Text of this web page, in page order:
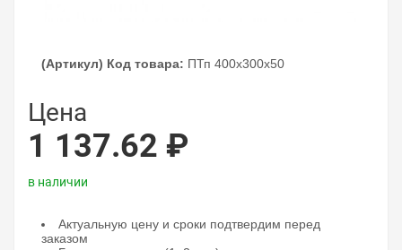
(Артикул) Код товара: ПТп 400х300х50
Цена
1 137.62 ₽
в наличии
Актуальную цену и сроки подтвердим перед
заказом